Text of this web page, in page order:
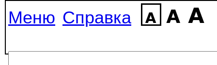
Меню Справка